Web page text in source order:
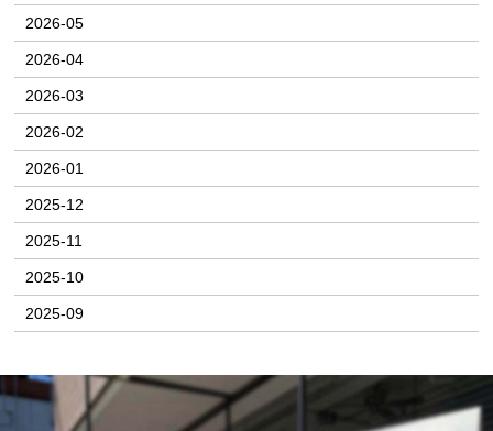
2026-05
2026-04
2026-03
2026-02
2026-01
2025-12
2025-11
2025-10
2025-09